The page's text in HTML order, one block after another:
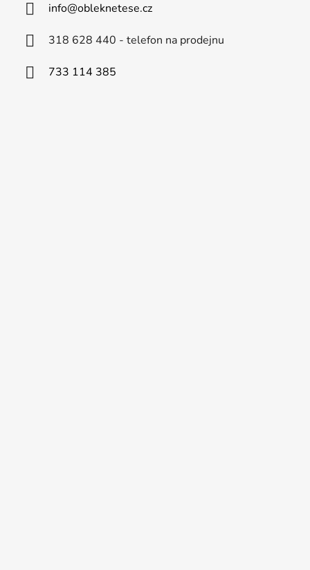
info@obleknetese.cz
318 628 440 - telefon na prodejnu
733 114 385